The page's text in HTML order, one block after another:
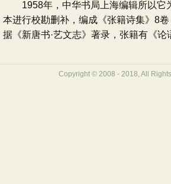
1958年，中华书局上海编辑所以它
本进行校勘删补，编成《张籍诗集》8
据《新唐书·艺文志》著录，张籍有《论
Copyright © 2008 - 2018, All